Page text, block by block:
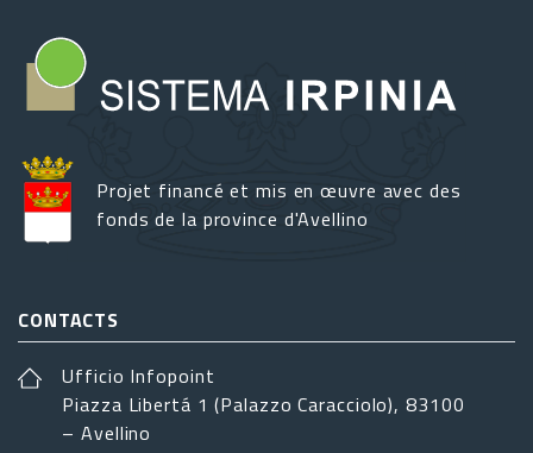
Projet financé et mis en œuvre avec des
fonds de la province d'Avellino
CONTACTS
Ufficio Infopoint
Piazza Libertá 1 (Palazzo Caracciolo), 83100
– Avellino